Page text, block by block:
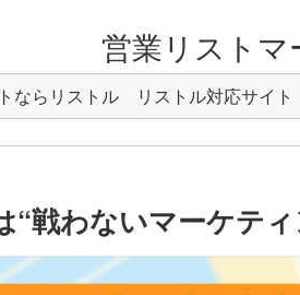
営業リストマ
ならリストル リストル対応サイト
戦わないマーケテ